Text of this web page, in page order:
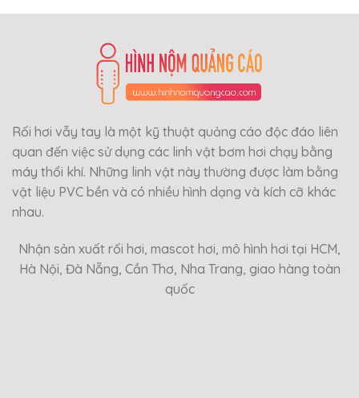
Rối hơi vẫy tay là một kỹ thuật quảng cáo độc đáo liên
quan đến việc sử dụng các linh vật bơm hơi chạy bằng
máy thổi khí. Những linh vật này thường được làm bằng
vật liệu PVC bền và có nhiều hình dạng và kích cỡ khác
nhau.
Nhận sản xuất rối hơi, mascot hơi, mô hình hơi tại HCM,
Hà Nội, Đà Nẵng, Cần Thơ, Nha Trang, giao hàng toàn
quốc